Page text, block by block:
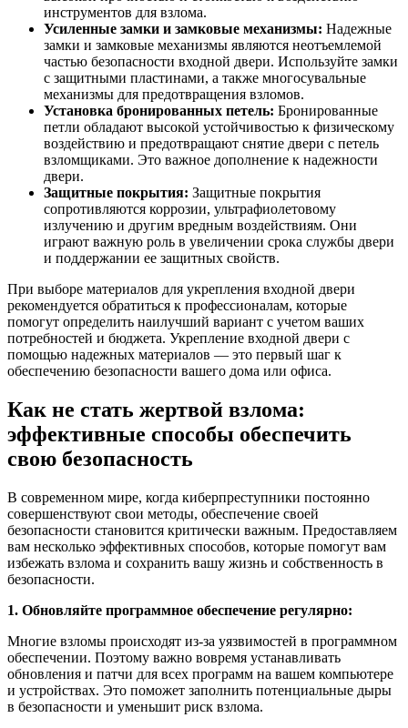
инструментов для взлома.
Усиленные замки и замковые механизмы: Надежные
замки и замковые механизмы являются неотъемлемой
частью безопасности входной двери. Используйте замки
с защитными пластинами, а также многосувальные
механизмы для предотвращения взломов.
Установка бронированных петель: Бронированные
петли обладают высокой устойчивостью к физическому
воздействию и предотвращают снятие двери с петель
взломщиками. Это важное дополнение к надежности
двери.
Защитные покрытия: Защитные покрытия
сопротивляются коррозии, ультрафиолетовому
излучению и другим вредным воздействиям. Они
играют важную роль в увеличении срока службы двери
и поддержании ее защитных свойств.
При выборе материалов для укрепления входной двери
рекомендуется обратиться к профессионалам, которые
помогут определить наилучший вариант с учетом ваших
потребностей и бюджета. Укрепление входной двери с
помощью надежных материалов — это первый шаг к
обеспечению безопасности вашего дома или офиса.
Как не стать жертвой взлома:
эффективные способы обеспечить
свою безопасность
В современном мире, когда киберпреступники постоянно
совершенствуют свои методы, обеспечение своей
безопасности становится критически важным. Предоставляем
вам несколько эффективных способов, которые помогут вам
избежать взлома и сохранить вашу жизнь и собственность в
безопасности.
1. Обновляйте программное обеспечение регулярно:
Многие взломы происходят из-за уязвимостей в программном
обеспечении. Поэтому важно вовремя устанавливать
обновления и патчи для всех программ на вашем компьютере
и устройствах. Это поможет заполнить потенциальные дыры
в безопасности и уменьшит риск взлома.